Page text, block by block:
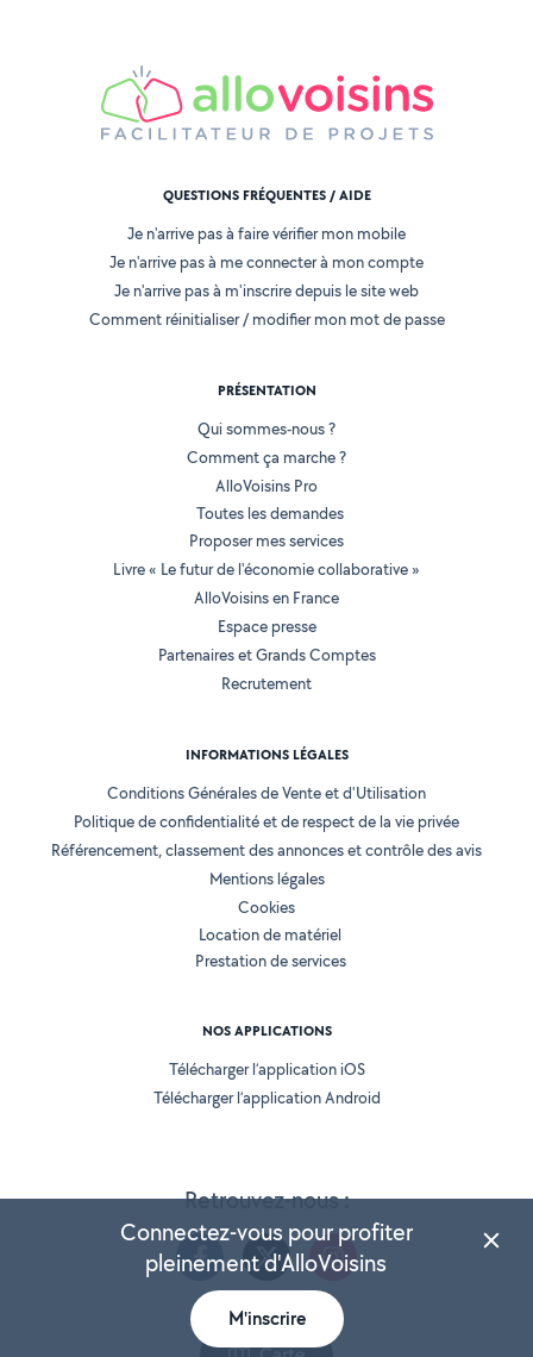
Retrouvez-nous :
QUESTIONS FRÉQUENTES / AIDE
Je n'arrive pas à faire vérifier mon mobile
Je n'arrive pas à me connecter à mon compte
Je n'arrive pas à m'inscrire depuis le site web
Comment réinitialiser / modifier mon mot de passe
PRÉSENTATION
Qui sommes-nous ?
Comment ça marche ?
AlloVoisins Pro
Toutes les demandes
Proposer mes services
Livre « Le futur de l'économie collaborative »
AlloVoisins en France
Espace presse
Partenaires et Grands Comptes
Recrutement
INFORMATIONS LÉGALES
Conditions Générales de Vente et d'Utilisation
Politique de confidentialité et de respect de la vie privée
Référencement, classement des annonces et contrôle des avis
Mentions légales
Cookies
Location de matériel
Prestation de services
NOS APPLICATIONS
Télécharger l’application iOS
Télécharger l’application Android
Connectez-vous pour profiter
pleinement d'AlloVoisins
M'inscrire